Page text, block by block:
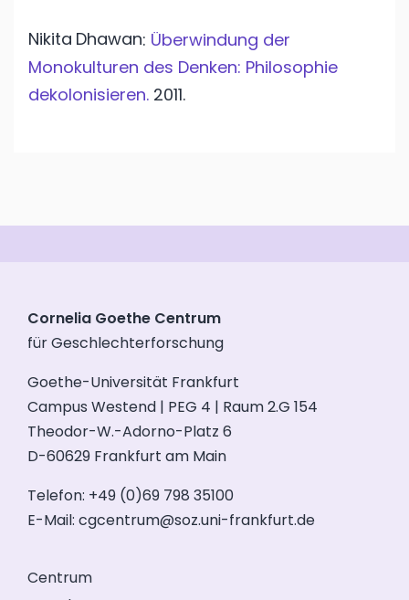
Nikita Dhawan: Überwindung der
Monokulturen des Denken: Philosophie
dekolonisieren. 2011.
Cornelia Goethe Centrum
für Geschlechterforschung
Goethe-Universität Frankfurt
Campus Westend | PEG 4 | Raum 2.G 154
Theodor-W.-Adorno-Platz 6
D-60629 Frankfurt am Main
Telefon: +49 (0)69 798 35100
E-Mail: cgcentrum@soz.uni-frankfurt.de
Centrum